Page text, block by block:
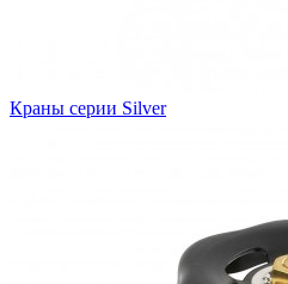
Краны серии Silver